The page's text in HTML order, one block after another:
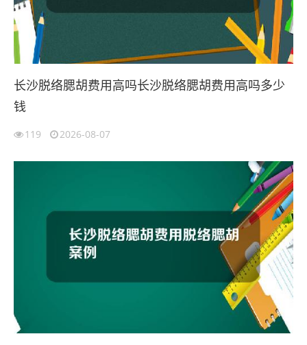
长沙脱络腮胡费用高吗长沙脱络腮胡费用高吗多少
钱
119 2026-08-07